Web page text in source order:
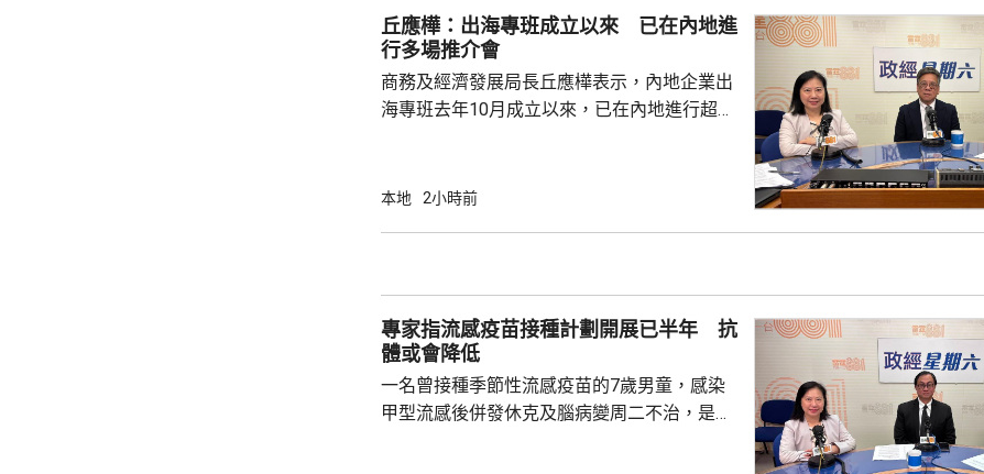
產出獨角獸企業，必須依賴其他市場，例如大
灣區，及解決專利權方面弱點。盧煜明表示，
中大亦將把握北都帶來的機遇，已向政府提...
丘應樺：出海專班成立以來 已在內地進
行多場推介會
商務及經濟發展局長丘應樺表示，內地企業出
海專班去年10月成立以來，已在內地進行超過
時，亦已帶同內地及香港企業隨團，簽訂96份
總部或公司，並在香港作籌融資，相信對香港
整體經濟有幫助，他下周出訪馬來...
本地 2小時前
專家指流感疫苗接種計劃開展已半年 抗
體或會降低
一名曾接種季節性流感疫苗的7歲男童，感染
甲型流感後併發休克及腦病變周二不治，是本